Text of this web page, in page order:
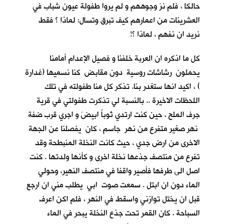
حالكا ، فلم نرَ وجوههم و لم يروا طفولة عيون شباب في
العشرينات من اعمارهم كيف تبرق وتسال: لماذا ؟ فقط
نريد ان نفهم ، لماذا ؟!
كل ما اذكره ان العربة خلفنا و فصيل الإعدام أمامنا
يحملون رشاشات روسية دون مقابض كنا نسميها (غدارة
) ، اكيد انها ستغدر بنا. تذكر كل منا طفولته في تلك
اللحظات الاخيرة .. بالنسبة لي تذكرت طفولتي في قرية
جرف الملح، حين كنت ارتدي ثوباً ابيضَ و اجري قرب ضفة
نهر صغير متفرع من نهر جاسم ، كان يفصلنا عن الجهة
الاخرى من ارض جدي ، حيث كانت النخلة المنبطحة وقد
تفرع من منتصف جذعها نخلة اخرى و كأنها ولدتها . كنت
اصل الى طرفها فأصير واقفا في منتصف النهير، وحولي
الماء دون ان ابتل . سمعت صوت ابي يطلب مني ان ارجع
قبل ان يختل توازني واسقط في النهر ، فلم اكن اعرف
السباحة . كان القمر تحت جذع النخلة يبحر في الماء